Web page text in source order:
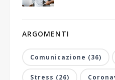
ARGOMENTI
Comunicazione (36)
Stress (26)